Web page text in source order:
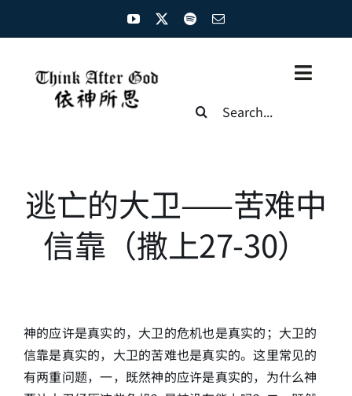
圣经概览
基督徒生命
圣经解析
Search
逃亡的大卫——苦难中
信靠（撒上27-30）
神的应许是真实的，大卫的危机也是真实的；大卫的
信靠是真实的，大卫的苦难也是真实的。这里常见的
有两重问题，一，既然神的应许是真实的，为什么神